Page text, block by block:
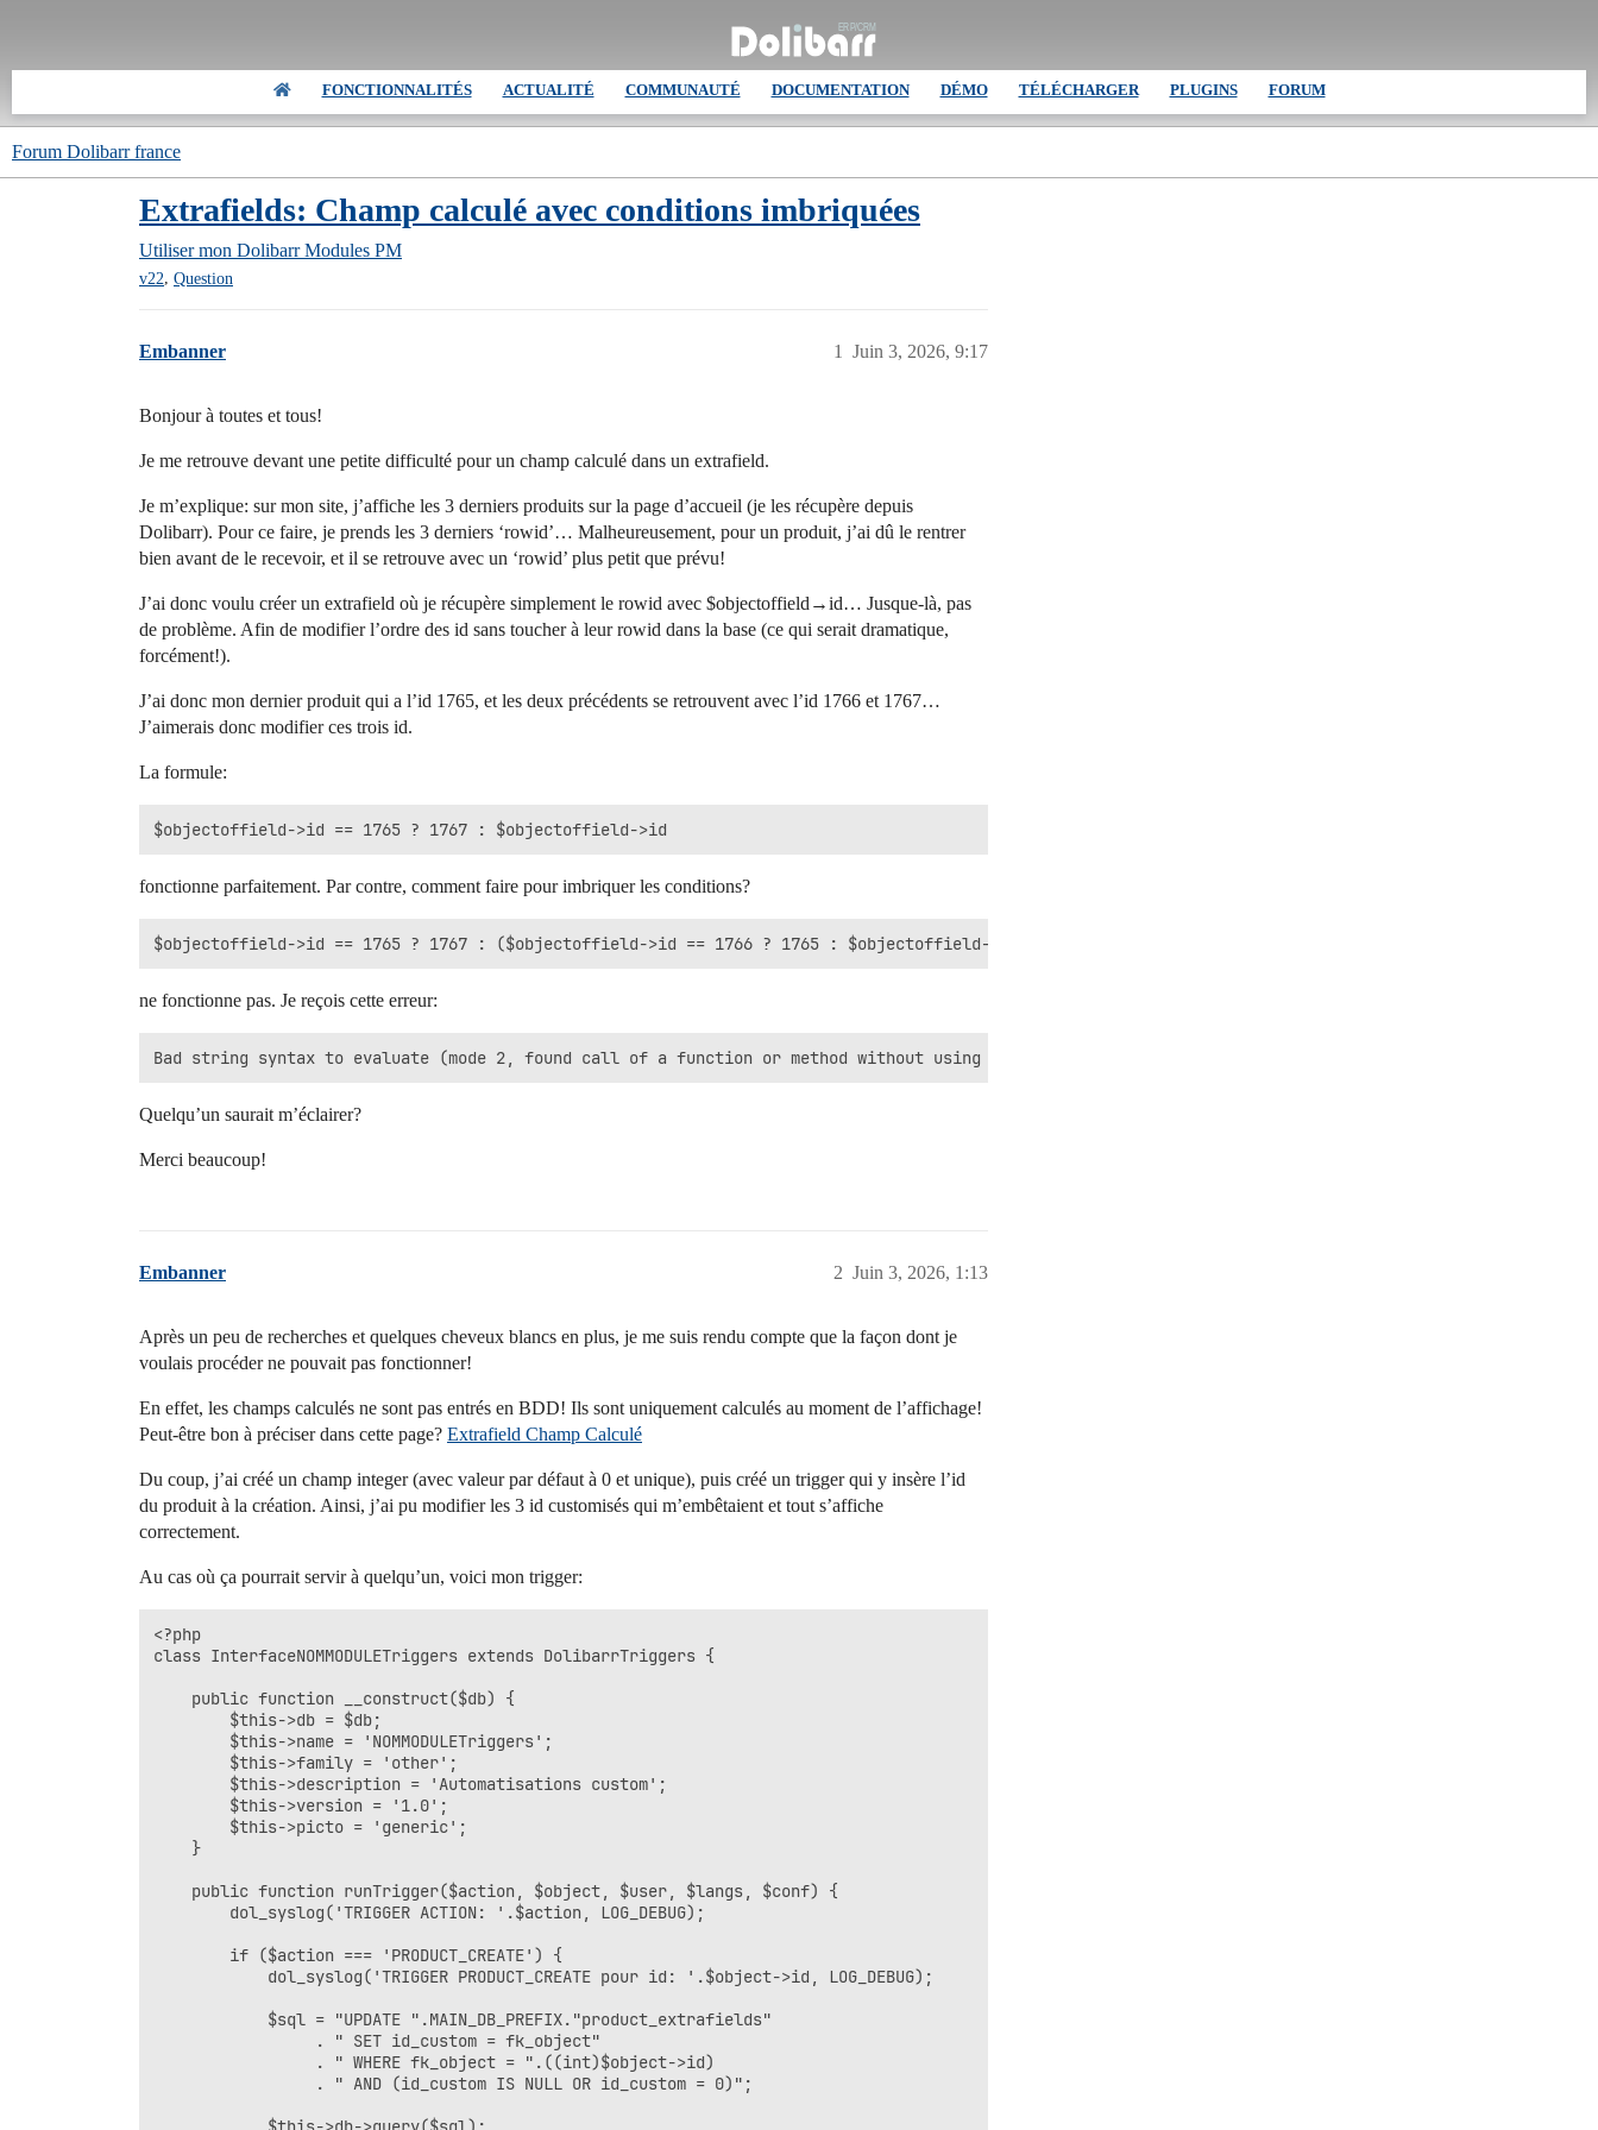
FONCTIONNALITÉS ACTUALITÉ COMMUNAUTÉ DOCUMENTATION DÉMO TÉLÉCHARGER PLUGINS FORUM
Forum Dolibarr france
Extrafields: Champ calculé avec conditions imbriquées
Utiliser mon Dolibarr Modules PM
v22, Question
Embanner Juin 3, 2026, 9:17
1
Bonjour à toutes et tous!
Je me retrouve devant une petite difficulté pour un champ calculé dans un extrafield.
Je m’explique: sur mon site, j’affiche les 3 derniers produits sur la page d’accueil (je les récupère depuis
Dolibarr). Pour ce faire, je prends les 3 derniers ‘rowid’… Malheureusement, pour un produit, j’ai dû le rentrer
bien avant de le recevoir, et il se retrouve avec un ‘rowid’ plus petit que prévu!
J’ai donc voulu créer un extrafield où je récupère simplement le rowid avec $objectoffield→id… Jusque-là, pas
de problème. Afin de modifier l’ordre des id sans toucher à leur rowid dans la base (ce qui serait dramatique,
forcément!).
J’ai donc mon dernier produit qui a l’id 1765, et les deux précédents se retrouvent avec l’id 1766 et 1767…
J’aimerais donc modifier ces trois id.
La formule:
fonctionne parfaitement. Par contre, comment faire pour imbriquer les conditions?
ne fonctionne pas. Je reçois cette erreur:
Quelqu’un saurait m’éclairer?
Merci beaucoup!
Embanner Juin 3, 2026, 1:13
2
Après un peu de recherches et quelques cheveux blancs en plus, je me suis rendu compte que la façon dont je
voulais procéder ne pouvait pas fonctionner!
En effet, les champs calculés ne sont pas entrés en BDD! Ils sont uniquement calculés au moment de l’affichage!
Peut-être bon à préciser dans cette page? Extrafield Champ Calculé
Du coup, j’ai créé un champ integer (avec valeur par défaut à 0 et unique), puis créé un trigger qui y insère l’id
du produit à la création. Ainsi, j’ai pu modifier les 3 id customisés qui m’embêtaient et tout s’affiche
correctement.
Au cas où ça pourrait servir à quelqu’un, voici mon trigger:
<?php
class InterfaceNOMMODULETriggers extends DolibarrTriggers {
    public function __construct($db) {
        $this->db = $db;
        $this->name = 'NOMMODULETriggers';
        $this->family = 'other';
        $this->description = 'Automatisations custom';
        $this->version = '1.0';
        $this->picto = 'generic';
    }
    public function runTrigger($action, $object, $user, $langs, $conf) {
        dol_syslog('TRIGGER ACTION: '.$action, LOG_DEBUG);
        if ($action === 'PRODUCT_CREATE') {
            dol_syslog('TRIGGER PRODUCT_CREATE pour id: '.$object->id, LOG_DEBUG);
            $sql = "UPDATE ".MAIN_DB_PREFIX."product_extrafields"
                 . " SET id_custom = fk_object"
                 . " WHERE fk_object = ".((int)$object->id)
                 . " AND (id_custom IS NULL OR id_custom = 0)";